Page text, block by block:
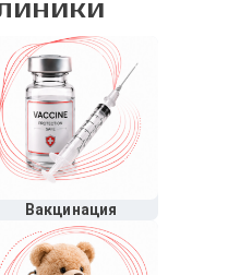
Вакцинация